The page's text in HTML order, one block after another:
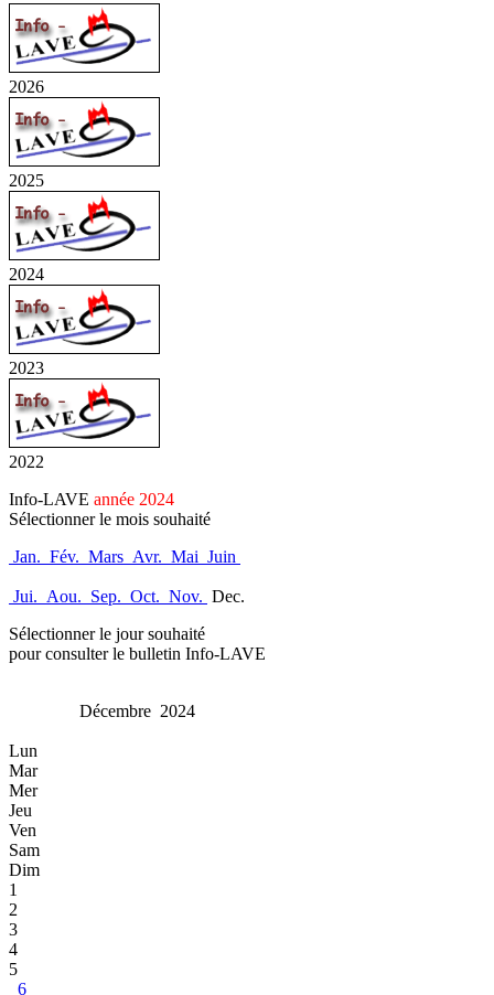
2026
2025
2024
2023
2022
Info-LAVE année 2024
Sélectionner le mois souhaité
Jan. Fév. Mars Avr. Mai Juin
Jui. Aou. Sep. Oct. Nov. Dec.
Sélectionner le jour souhaité
pour consulter le bulletin Info-LAVE
Décembre 2024
Lun
Mar
Mer
Jeu
Ven
Sam
Dim
1
2
3
4
5
6